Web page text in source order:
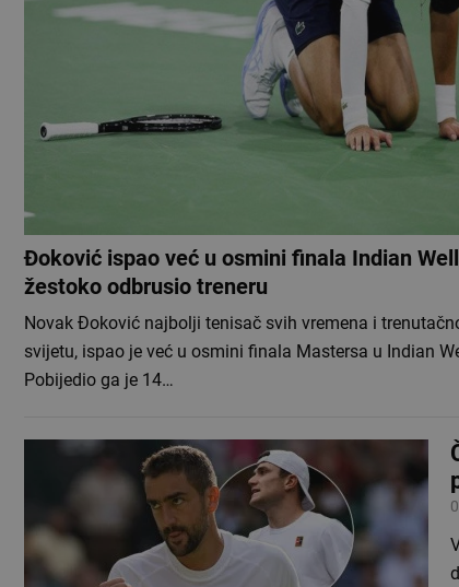
Đoković ispao već u osmini finala Indian
žestoko odbrusio treneru
Novak Đoković najbolji tenisač svih vremena i
svijetu, ispao je već u osmini finala Mastersa u Indian
Pobijedio ga je 14…